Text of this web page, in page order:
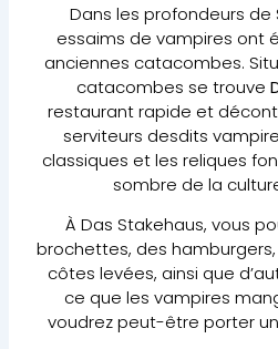
Dans les profondeurs
essaims de vampires ont
anciennes catacombes.
catacombes se trouve
restaurant rapide et
serviteurs desdits
classiques et les reliques
sombre de la
À Das Stakehaus, vous
brochettes, des
côtes levées, ainsi que
ce que les vampires
voudrez peut-être porter